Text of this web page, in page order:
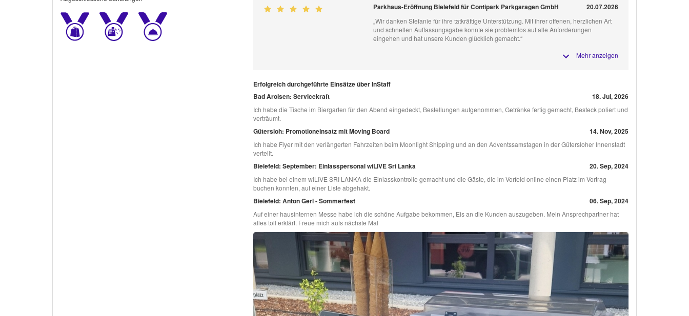
Parkhaus-Eröffnung Bielefeld für Contipark Parkgaragen GmbH 20.07.2026
„Wir danken Stefanie für ihre tatkräftige Unterstützung. Mit ihrer offenen, herzlichen Art
und schnellen Auffassungsgabe konnte sie problemlos auf alle Anforderungen
eingehen und hat unsere Kunden glücklich gemacht.“
Mehr anzeigen
Erfolgreich durchgeführte Einsätze über InStaff
Bad Arolsen: Servicekraft
18. Jul, 2026
Ich habe die Tische im Biergarten für den Abend eingedeckt, Bestellungen aufgenommen, Getränke fertig gemacht, Besteck poliert und
verträumt.
Gütersloh: Promotioneinsatz mit Moving Board 14. Nov, 2025
Ich habe Flyer mit den verlängerten Fahrzeiten beim Moonlight Shipping und an den Adventssamstagen in der Gütersloher Innenstadt
verteilt.
Bielefeld: September: Einlasspersonal wiLIVE Sri Lanka 20. Sep, 2024
Ich habe bei einem wiLIVE SRI LANKA die Einlasskontrolle gemacht und die Gäste, die im Vorfeld online einen Platz im Vortrag
buchen konnten, auf einer Liste abgehakt.
Bielefeld: Anton Gerl - Sommerfest 06. Sep, 2024
Auf einer hausinternen Messe habe ich die schöne Aufgabe bekommen, Eis an die Kunden auszugeben. Mein Ansprechpartner hat
alles toll erklärt. Freue mich aufs nächste Mal